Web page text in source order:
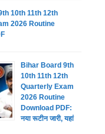
10th 11th 12th
2026 Routine
Bihar Board 9th
10th 11th 12th
Quarterly Exam
2026 Routine
Download PDF:
नया रूटीन जारी, यहां